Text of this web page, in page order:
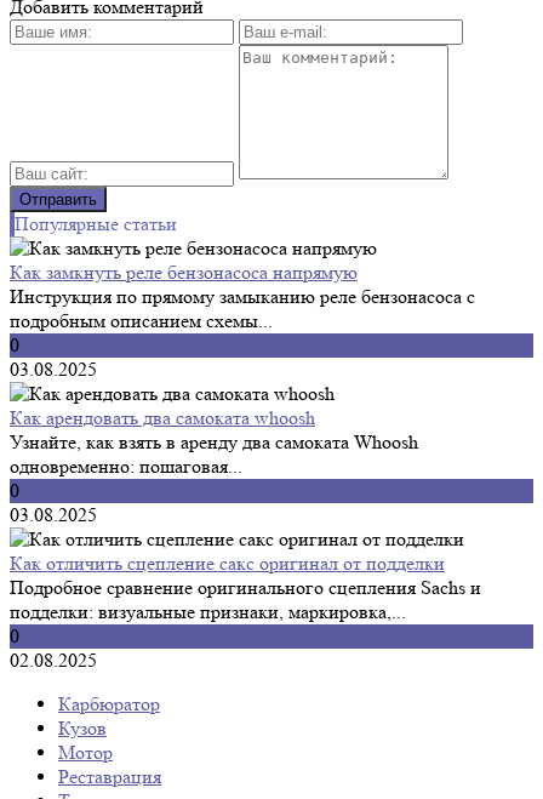
Добавить комментарий
Популярные статьи
Как замкнуть реле бензонасоса напрямую
Инструкция по прямому замыканию реле бензонасоса с
подробным описанием схемы...
0
03.08.2025
Как арендовать два самоката whoosh
Узнайте, как взять в аренду два самоката Whoosh
одновременно: пошаговая...
0
03.08.2025
Как отличить сцепление сакс оригинал от подделки
Подробное сравнение оригинального сцепления Sachs и
подделки: визуальные признаки, маркировка,...
0
02.08.2025
Карбюратор
Кузов
Мотор
Реставрация